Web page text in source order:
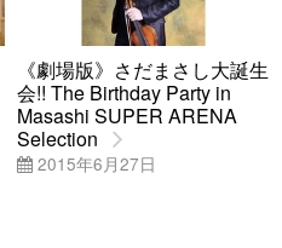
《劇場版》さだまさし大誕生
会!! The Birthday Party in
Masashi SUPER ARENA
Selection
2015年6月27日